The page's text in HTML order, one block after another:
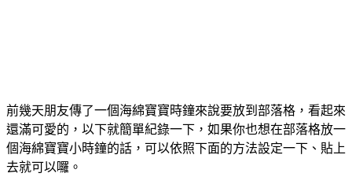
前幾天朋友傳了一個海綿寶寶時鐘來說要放到部落格，看起來
還滿可愛的，以下就簡單紀錄一下，如果你也想在部落格放一
個海綿寶寶小時鐘的話，可以依照下面的方法設定一下、貼上
去就可以囉。